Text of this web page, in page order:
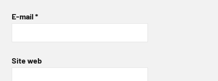
E-mail *
Site web